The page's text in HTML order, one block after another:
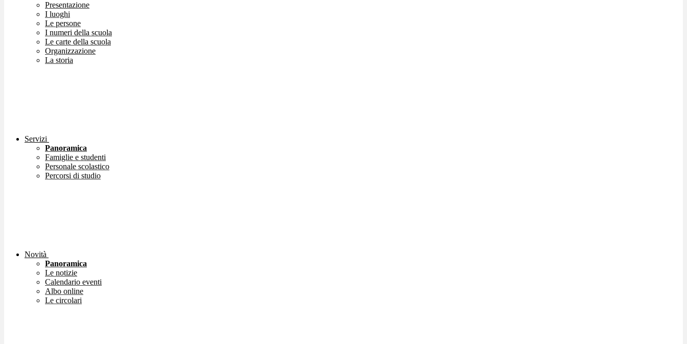
Presentazione
I luoghi
Le persone
I numeri della scuola
Le carte della scuola
Organizzazione
La storia
Servizi
Panoramica
Famiglie e studenti
Personale scolastico
Percorsi di studio
Novità
Panoramica
Le notizie
Calendario eventi
Albo online
Le circolari